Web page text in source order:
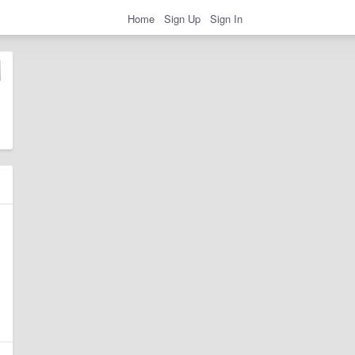
Home Sign Up Sign In